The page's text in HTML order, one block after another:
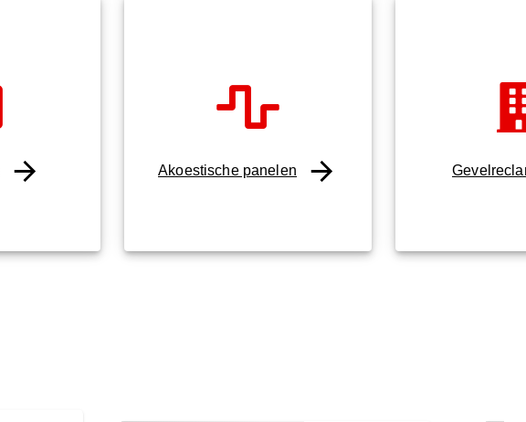
Akoestische panelen